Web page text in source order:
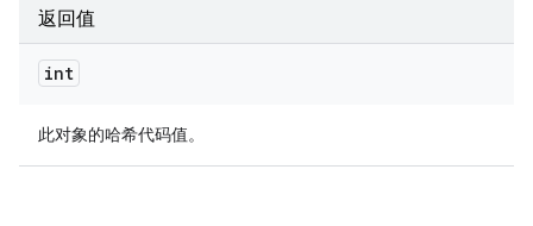
返回值
int
此对象的哈希代码值。